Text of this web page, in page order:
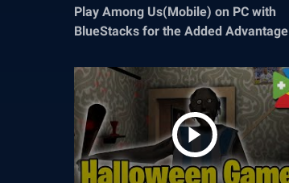
Play Among Us(Mobile) on PC with
BlueStacks for the Added Advantage